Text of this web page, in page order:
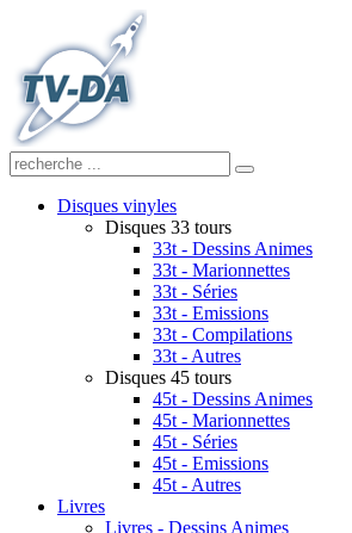
Disques vinyles
Disques 33 tours
33t - Dessins Animes
33t - Marionnettes
33t - Séries
33t - Emissions
33t - Compilations
33t - Autres
Disques 45 tours
45t - Dessins Animes
45t - Marionnettes
45t - Séries
45t - Emissions
45t - Autres
Livres
Livres - Dessins Animes